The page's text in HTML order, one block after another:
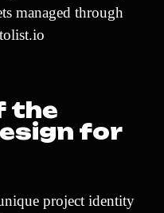
ts managed through
olist.io
t he
esign for
nique project identity